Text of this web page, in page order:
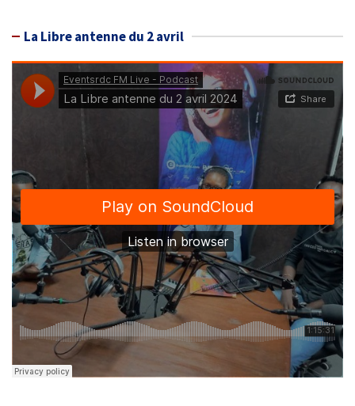
La Libre antenne du 2 avril